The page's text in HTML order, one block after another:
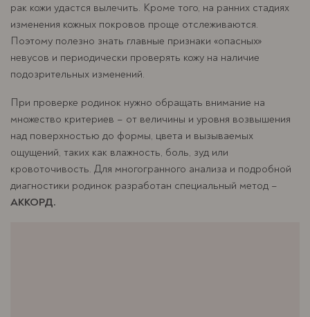
рак кожи удастся вылечить. Кроме того, на ранних стадиях
изменения кожных покровов проще отслеживаются.
Поэтому полезно знать главные признаки «опасных»
невусов и периодически проверять кожу на наличие
подозрительных изменений.
При проверке родинок нужно обращать внимание на
множество критериев – от величины и уровня возвышения
над поверхностью до формы, цвета и вызываемых
ощущений, таких как влажность, боль, зуд или
кровоточивость. Для многогранного анализа и подробной
диагностики родинок разработан специальный метод –
АККОРД.